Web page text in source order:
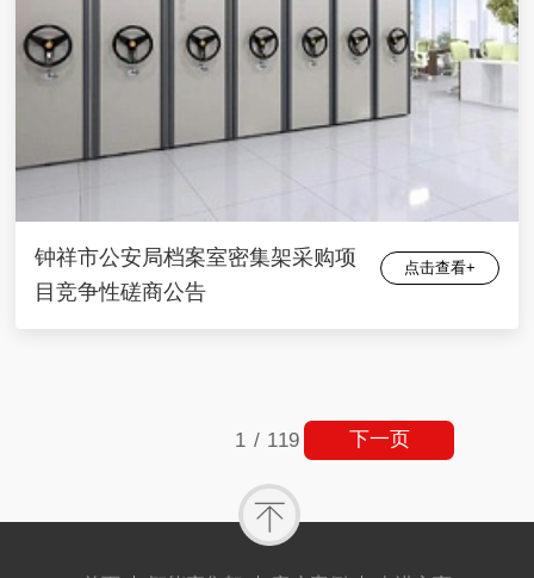
钟祥市公安局档案室密集架采购项
目竞争性磋商公告
点击查看+
1 / 119 下一页